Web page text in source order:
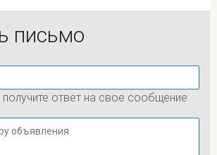
письмо
получите ответ на свое сообщение